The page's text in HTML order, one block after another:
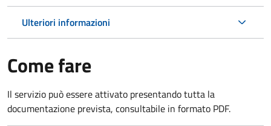
Ulteriori informazioni
Come fare
Il servizio può essere attivato presentando tutta la
documentazione prevista, consultabile in formato PDF.